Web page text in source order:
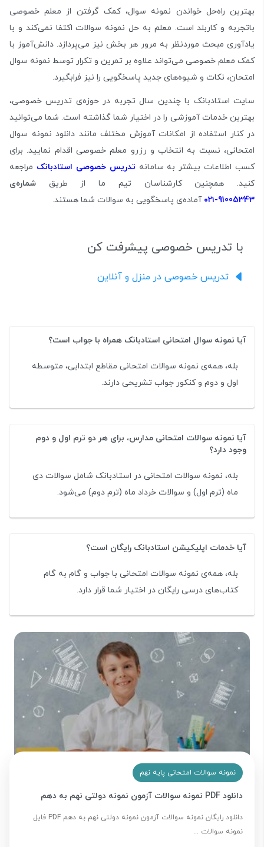
بهترین راه‌حل خواندن نمونه سوال، کمک گرفتن از معلم خصوصی
باتجربه و کاربلد است. معلم به حل نمونه سوالات اکتفا نمی‌کند و با
یادآوری مبحث موردنظر به مرور هر بخش نیز می‌پردازد. دانش‌آموز با
کمک معلم خصوصی می‌تواند علاوه بر تمرین و تکرار توسط نمونه سوال
امتحان، نکات و شیوه‌های جدید پاسخگویی را نیز فرابگیرد.
سایت استادبانک با چندین سال تجربه در حوزه‌ی تدریس خصوصی،
بهترین خدمات آموزشی را در اختیار شما گذاشته است. شما می‌توانید
در کنار استفاده از امکانات آموزش مختلف مانند دانلود نمونه سوال
امتحانی، نسبت به انتخاب و رزرو معلم خصوصی اقدام نمایید. برای
کسب اطلاعات بیشتر به سامانه تدریس خصوصی استادبانک مراجعه
کنید. همچنین کارشناسان تیم ما از طریق شماره‌‌ی
91005343-۰۲۱ آماده‌ی پاسخگویی به سوالات شما هستند.
با تدریس خصوصی پیشرفت کن
تدریس خصوصی در منزل و آنلاین
آیا نمونه سوال امتحانی استادبانک همراه با جواب است؟
بله، همه‌ی نمونه سوالات امتحانی مقاطع ابتدایی، متوسطه
اول و دوم و کنکور جواب تشریحی دارند.
آیا نمونه سوالات امتحانی مدارس، برای هر دو ترم اول و دوم
وجود دارد؟
بله، نمونه سوالات امتحانی در استادبانک شامل سوالات دی
ماه (ترم اول) و سوالات خرداد ماه (ترم دوم) می‌شود.
آیا خدمات اپلیکیشن استادبانک رایگان است؟
بله، همه‌ی نمونه سوالات امتحانی با جواب و گام به گام
کتاب‌های درسی رایگان در اختیار شما قرار دارد.
نمونه سوالات امتحانی پایه نهم
دانلود PDF نمونه سوالات آزمون نمونه دولتی نهم به دهم
دانلود رایگان نمونه سوالات آزمون نمونه دولتی نهم به دهم PDF فایل
نمونه سوالات ...